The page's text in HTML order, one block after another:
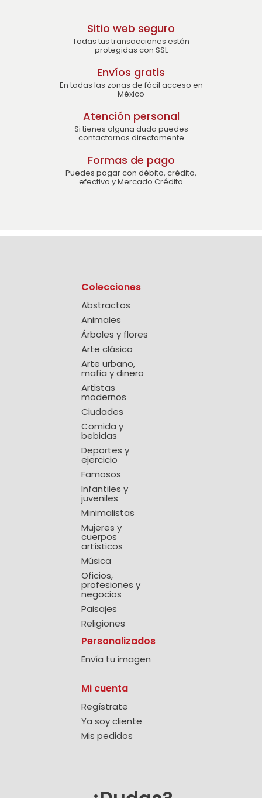
Sitio web seguro
Todas tus transacciones están
protegidas con SSL
Envíos gratis
En todas las zonas de fácil acceso en
México
Atención personal
Si tienes alguna duda puedes
contactarnos directamente
Formas de pago
Puedes pagar con débito, crédito,
efectivo y Mercado Crédito
Colecciones
Abstractos
Animales
Árboles y flores
Arte clásico
Arte urbano,
mafia y dinero
Artistas
modernos
Ciudades
Comida y
bebidas
Deportes y
ejercicio
Famosos
Infantiles y
juveniles
Minimalistas
Mujeres y
cuerpos
artísticos
Música
Oficios,
profesiones y
negocios
Paisajes
Religiones
Personalizados
Envía tu imagen
Mi cuenta
Regístrate
Ya soy cliente
Mis pedidos